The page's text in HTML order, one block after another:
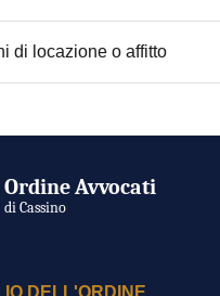
di locazione o affitto
Ordine Avvocati
di Cassino
DELL'ORDINE